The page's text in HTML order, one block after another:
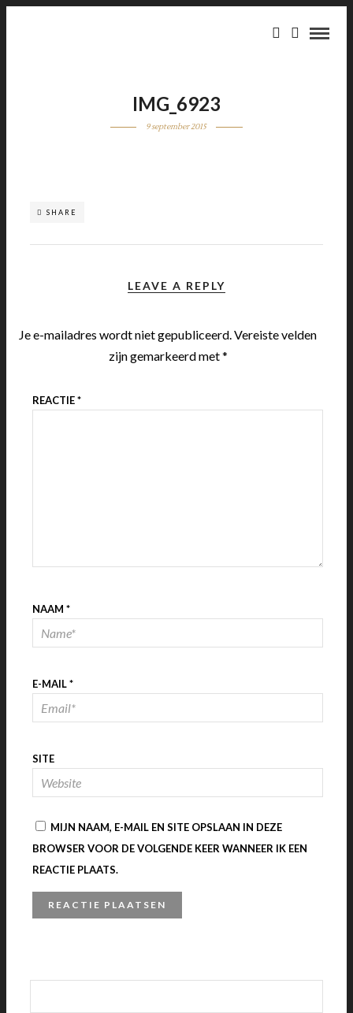
IMG_6923
9 september 2015
SHARE
LEAVE A REPLY
Je e-mailadres wordt niet gepubliceerd.Vereiste velden
zijn gemarkeerd met*
REACTIE*
NAAM *
E-MAIL*
SITE
MIJN NAAM, E-MAIL EN SITE OPSLAAN IN DEZE
BROWSER VOOR DE VOLGENDE KEER WANNEER IK EEN
REACTIE PLAATS.